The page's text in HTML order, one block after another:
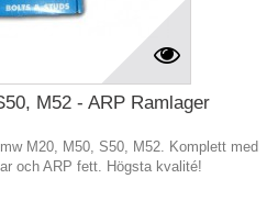
M52 - ARP Ramlager
M20, M50, S50, M52. Komplett med
och ARP fett. Högsta kvalité!